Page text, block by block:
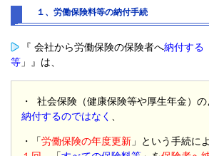
１、労働保険料等の納付手続
『 会社から労働保険の保険者へ納付する
等 」』は、
・ 社会保険（健康保険等や厚生年金）
納付するのではなく
・「労働保険の年度更新 」という手続に